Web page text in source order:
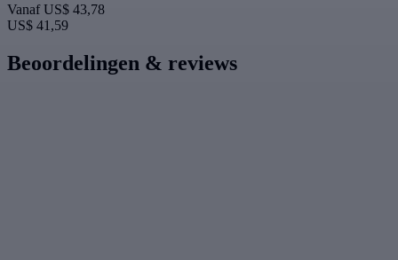
Vanaf US$ 43,78
US$ 41,59
Beoordelingen & reviews